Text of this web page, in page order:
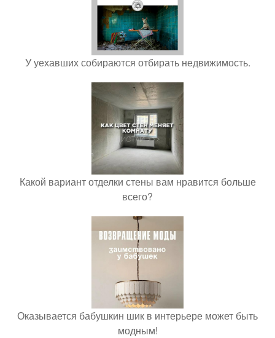
У уехавших собираются отбирать недвижимость.
Какой вариант отделки стены вам нравится больше
всего?
Оказывается бабушкин шик в интерьере может быть
модным!